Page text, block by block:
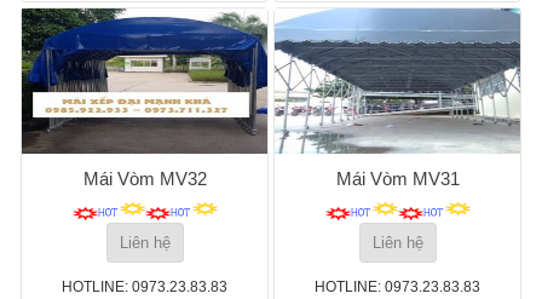
Mái Vòm MV32
Liên hệ
HOTLINE: 0973.23.83.83
Mái Vòm MV31
Liên hệ
HOTLINE: 0973.23.83.83